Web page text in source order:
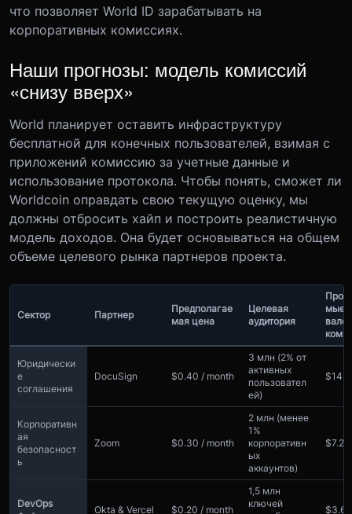
что позволяет World ID зарабатывать на
корпоративных комиссиях.
Наши прогнозы: модель комиссий
«снизу вверх»
World планирует оставить инфраструктуру
бесплатной для конечных пользователей, взимая с
приложений комиссию за учетные данные и
использование протокола. Чтобы понять, сможет ли
Worldcoin оправдать свою текущую оценку, мы
должны отбросить хайп и построить реалистичную
модель доходов. Она будет основываться на общем
объеме целевого рынка партнеров проекта.
Сектор Партнер
Предполагае
мая цена
Целевая
аудитория
мые
Юридически
е
соглашения
DocuSign $0.40 / month
3 млн (2% от
активных
пользовател
ей)
Корпоративн
ая
безопасност
ь
Zoom $0.30 / month
2 млн (менее
1%
корпоративн
ых
аккаунтов)
$7.2
DevOps
Okta & Vercel $0.20 / month
1,5 млн
ключей
$3.6